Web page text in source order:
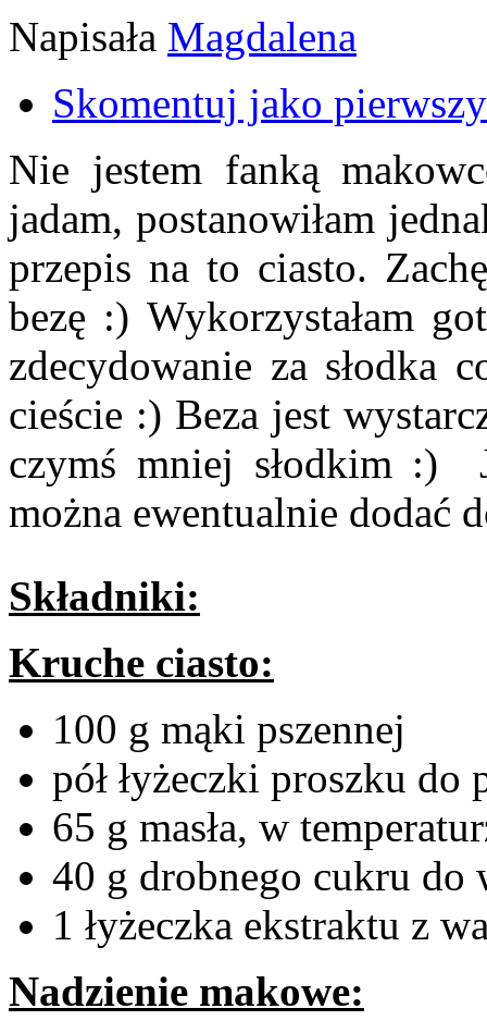
Napisała Magdalena
Skomentuj jako
Nie jestem fanką
jadam, postanowiłam
przepis na to ciasto.
bezę :) Wykorzystałam
zdecydowanie za słodka
cieście :) Beza jest
czymś mniej słodkim :)
można ewentualnie dodać
Składniki:
Kruche ciasto:
100 g mąki pszennej
pół łyżeczki proszku do
65 g masła, w
40 g drobnego cukru do
1 łyżeczka ekstraktu z
Nadzienie makowe: